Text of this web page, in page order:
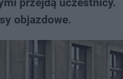
przejdą uczestnicy.
objazdowe.